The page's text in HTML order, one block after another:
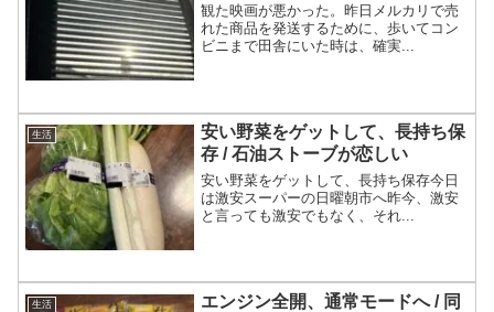
観た映画が悪かった。昨日メルカリで売
れた商品を発送するために、歩いてコン
ビニまで田舎にいた時は、確実...
生活
安い野菜をゲットして、長持ち保
存 / 石油ストーブが恋しい
安い野菜をゲットして、長持ち保存今日
は激安スーパーの日曜朝市へ昨今、激安
と言っても激安でもなく、それ...
生活
エンジン全開、通常モードへ / 同